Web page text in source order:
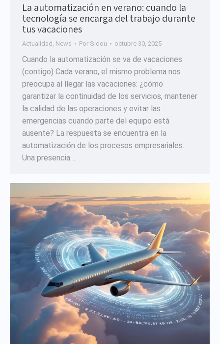
La automatización en verano: cuando la
tecnología se encarga del trabajo durante
tus vacaciones
Actualidad News Por Sidou octubre 30, 2025
Cuando la automatización se va de vacaciones
(contigo) Cada verano, el mismo problema nos
preocupa al llegar las vacaciones: ¿cómo
garantizar la continuidad de los servicios, mantener
la calidad de las operaciones y evitar las
emergencias cuando parte del equipo está
ausente? La respuesta se encuentra en la
automatización de los procesos empresariales.
Una presencia…